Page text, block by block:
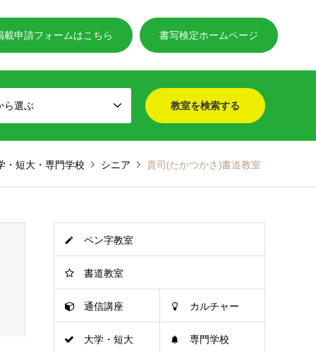
申請フォームはこちら 書写検定ホームページ
ら選ぶ
・短大・専門学校 シニア 貴司(たかつかさ)書道教室
ペン字教室
書道教室
通信講座 カルチャー
大学・短大 専門学校